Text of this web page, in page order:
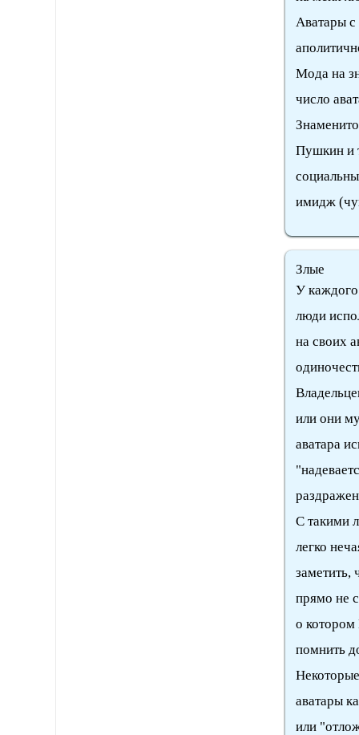
Аватары с
Мода на
число
Пушкин и
имидж
Злые
У каждого
люди
на своих
или они
аватара
С такими
легко
заметить,
прямо не
о котором
помнить
аватары
или